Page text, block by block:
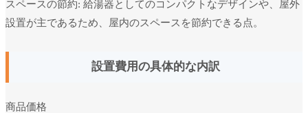
スペースの節約: 給湯器としてのコンパクトなデザインや、屋外
設置が主であるため、屋内のスペースを節約できる点。
設置費用の具体的な内訳
商品価格